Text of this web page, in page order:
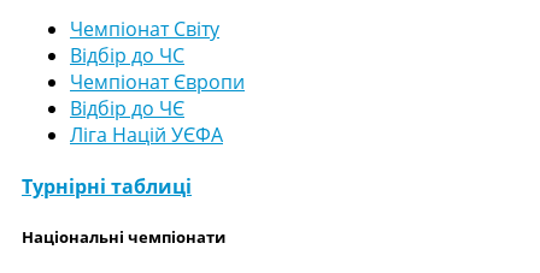
Чемпіонат Світу
Відбір до ЧС
Чемпіонат Європи
Відбір до ЧЄ
Ліга Націй УЄФА
Турнірні таблиці
Національні чемпіонати